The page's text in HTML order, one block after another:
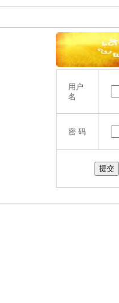
用户
名
密 码